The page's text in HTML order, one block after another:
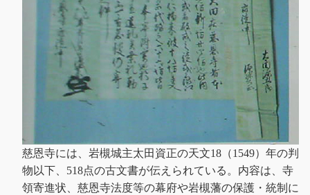
慈恩寺には、岩槻城主太田資正の天文18（1549）年の判
物以下、518点の古文書が伝えられている。内容は、寺
領寄進状、慈恩寺法度等の幕府や岩槻藩の保護・統制に